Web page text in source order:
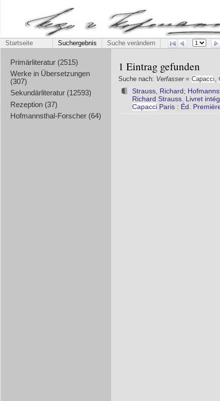
Startseite Suchergebnis Suche verändern
Primärliteratur (2515)
Werke in Übersetzungen
(307)
Sekundärliteratur (12593)
Rezeption (37)
Hofmannsthal-Forscher (64)
1 Eintrag gefunden
Suche nach: Verfasser= Capacci
Strauss, Richard;
Richard Strauss. Livret
Capacci Paris : Éd.